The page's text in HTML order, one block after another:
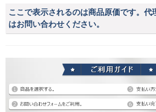
ここで表示されるのは商品原価です。代
はお問い合わせください。